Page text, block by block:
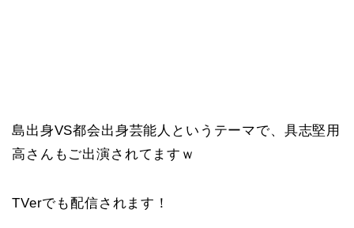
島出身VS都会出身芸能人というテーマで、具志堅用
高さんもご出演されてますｗ
TVerでも配信されます！